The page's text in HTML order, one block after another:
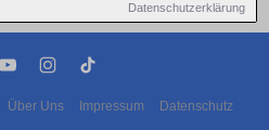
Datenschutzerklärung
Über Uns Impressum Datenschutz